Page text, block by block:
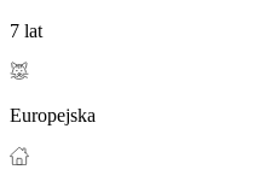
7 lat
Europejska